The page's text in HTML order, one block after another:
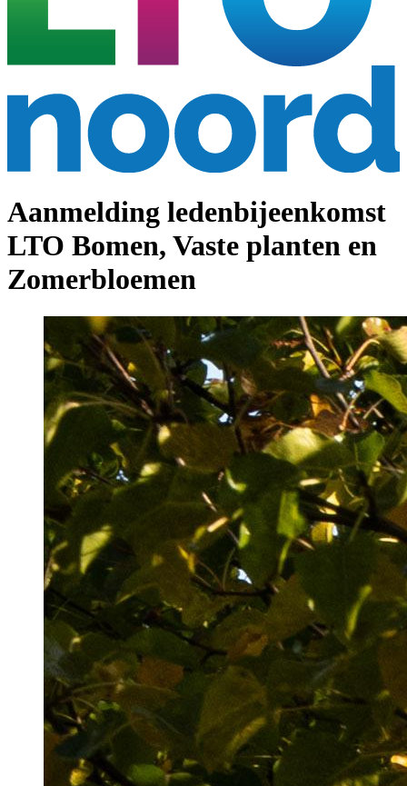
Aanmelding ledenbijeenkomst
LTO Bomen, Vaste planten en
Zomerbloemen